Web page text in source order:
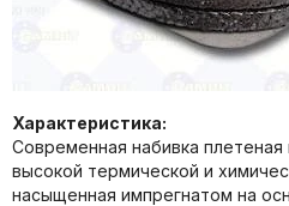
Характеристика:
Современная набивка плетеная
высокой термической и
насыщенная импрегнатом на